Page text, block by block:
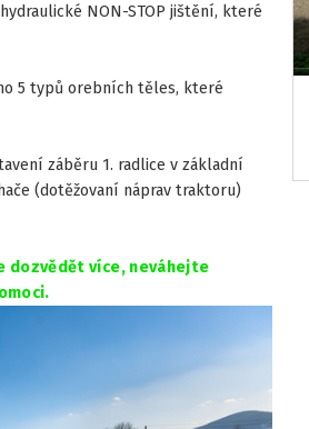
NON-STOP jištění, které
5 typů orebních těles, které
záběru 1. radlice v základní
(dotěžovaní náprav traktoru)
dozvědět více, neváhejte